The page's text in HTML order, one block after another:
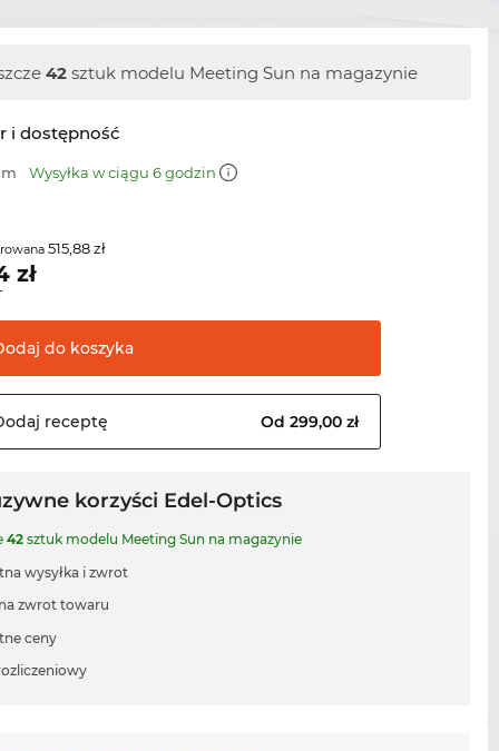
42 sztuk modelu Meeting Sun na magazynie
i dostępność
Wysyłka w ciągu 6 godzin
515,88 zł
zł
do koszyka
receptę Od 299,00 zł
korzyści Edel-Optics
42 sztuk modelu Meeting Sun na magazynie
wysyłka i zwrot
zwrot towaru
ceny